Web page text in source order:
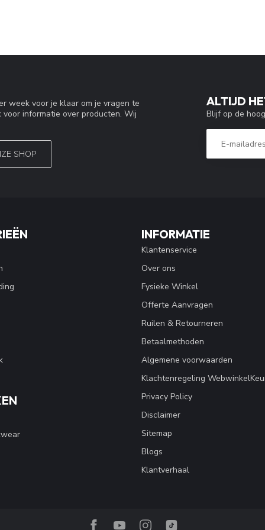
week voor je klaar om je vragen te
informatie over producten. Wij
SHOP
ALTIJD
Blijf op de
INFORMATIE
Klantenservice
Over ons
Fysieke Winkel
Offerte Aanvragen
Ruilen & Retourneren
Betaalmethoden
Algemene voorwaarden
Klachtenregeling
Privacy Policy
Disclaimer
Sitemap
Blogs
Klantverhaal